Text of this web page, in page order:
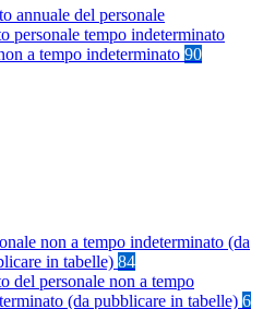
annuale del personale
personale tempo indeterminato
a tempo indeterminato 90
non a tempo indeterminato (da
in tabelle) 84
del personale non a tempo
(da pubblicare in tabelle) 6